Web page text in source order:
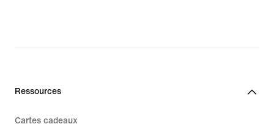
64,99 €
Ressources
Cartes cadeaux